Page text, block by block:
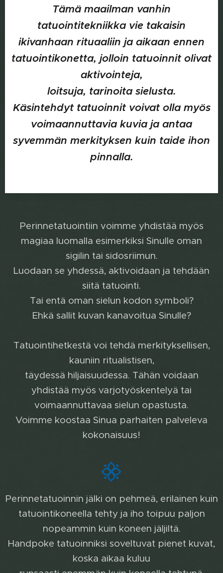
Tämä maailman vanhin
tatuointitekniikka vie takaisin
ikivanhaan rituaaliin ja aikaan ennen
tatuointikonetta, jolloin tatuoinnit olivat
aktivointeja,
loitsuja, tarinoita sielusta.
Käsintehdyt tatuoinnit voivat olla myös
voimaannuttavia kuvia ja antaa
syvemmän merkityksen kuin taide ihon
pinnalla.
Perinnetatuointiin voimme yhdistää myös
magiaa luomalla esimerkiksi Sinulle oman
sigilin tai sidosriimun.
Luodaan se yhdessä, aktivoidaan ja tehdään
siitä tatuointi.
Tai entä oman sielun kodon symboli?
Ehkä sallit kuvan kanavoitua Sinulle?
Tatuointihetkestä voi tehdä merkityksellisen,
kauniin ritualistisen,
täydessä hiljaisuudessa. Tähän voidaan
yhdistää myös varjotyöskentelyä tai
voimaannuttavaa sielun opastusta.
Voimme koostaa Sinua parhaiten palveleva
kokonaisuus!
Perinnetatuoinnin jälki on pehmeä, erilainen kuin
tatuointikoneella tehty ja iho toipuu paljon
nopeammin kuin koneen jäljiltä.
Handpoke tatuoinniksi soveltuvat pienet kuvat,
koska aikaa kuluu